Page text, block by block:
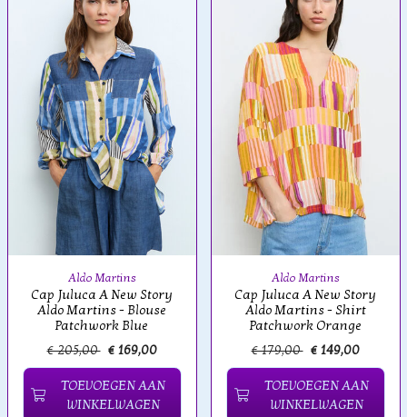
Aldo Martins
Cap Juluca A New Story
Aldo Martins - Blouse
Patchwork Blue
€ 205,00 € 169,00
TOEVOEGEN AAN
WINKELWAGEN
Aldo Martins
Cap Juluca A New Story
Aldo Martins - Shirt
Patchwork Orange
€ 179,00 € 149,00
TOEVOEGEN AAN
WINKELWAGEN